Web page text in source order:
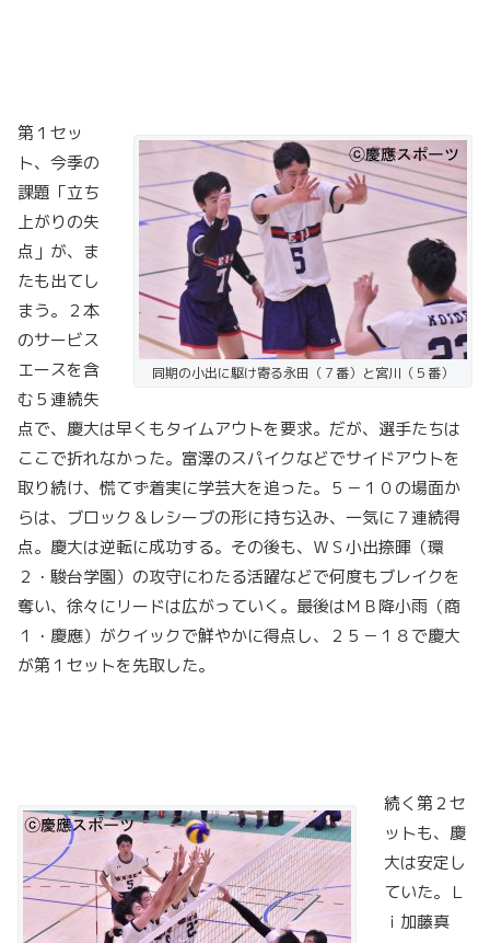
同期の小出に駆け寄る永田（７番）と宮川（５番）
第１セッ
ト、今季の
課題「立ち
上がりの失
点」が、ま
たも出てし
まう。２本
のサービス
エースを含
む５連続失
点で、慶大は早くもタイムアウトを要求。だが、選手たちは
ここで折れなかった。富澤のスパイクなどでサイドアウトを
取り続け、慌てず着実に学芸大を追った。５－１０の場面か
らは、ブロック＆レシーブの形に持ち込み、一気に７連続得
点。慶大は逆転に成功する。その後も、ＷＳ小出捺暉（環
２・駿台学園）の攻守にわたる活躍などで何度もブレイクを
奪い、徐々にリードは広がっていく。最後はＭＢ降小雨（商
１・慶應）がクイックで鮮やかに得点し、２５－１８で慶大
が第１セットを先取した。
続く第２セ
ットも、慶
大は安定し
ていた。Ｌ
ｉ加藤真